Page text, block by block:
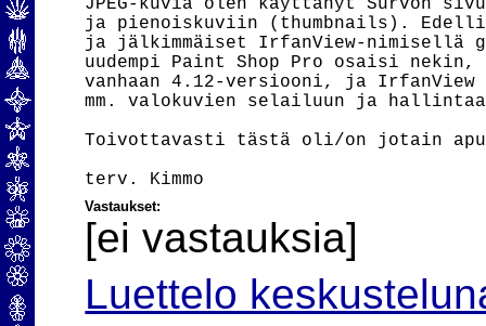
JPEG-kuvia olen käyttänyt Survon
ja pienoiskuviin (thumbnails).
ja jälkimmäiset IrfanView-nimisellä
uudempi Paint Shop Pro osaisi
vanhaan 4.12-versiooni, ja
mm. valokuvien selailuun ja
Toivottavasti tästä oli/on jotain
Vastaukset:
[ei vastauksia]
Luettelo